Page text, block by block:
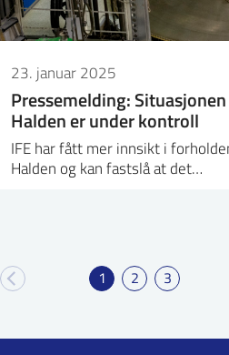
23. januar 2025
Pressemelding:
Halden er under kontroll
IFE har fått mer innsikt i
Halden og kan fastslå at det…
1 2 3